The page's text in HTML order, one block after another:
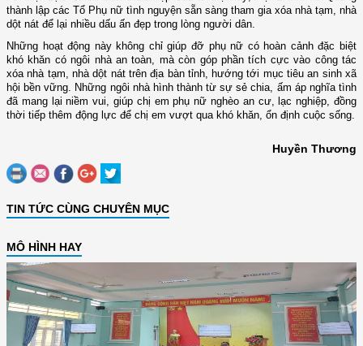
thành lập các Tổ Phụ nữ tình nguyện sẵn sàng tham gia xóa nhà tạm, nhà
dột nát để lại nhiều dấu ấn đẹp trong lòng người dân.
Những hoạt động này không chỉ giúp đỡ phụ nữ có hoàn cảnh đặc biệt
khó khăn có ngôi nhà an toàn, mà còn góp phần tích cực vào công tác
xóa nhà tạm, nhà dột nát trên địa bàn tỉnh, hướng tới mục tiêu an sinh xã
hội bền vững. Những ngôi nhà hình thành từ sự sẻ chia, ấm áp nghĩa tình
đã mang lại niềm vui, giúp chị em phụ nữ nghèo an cư, lạc nghiệp, đồng
thời tiếp thêm động lực để chị em vượt qua khó khăn, ổn định cuộc sống.
Huyền Thương
TIN TỨC CÙNG CHUYÊN MỤC
MÔ HÌNH HAY